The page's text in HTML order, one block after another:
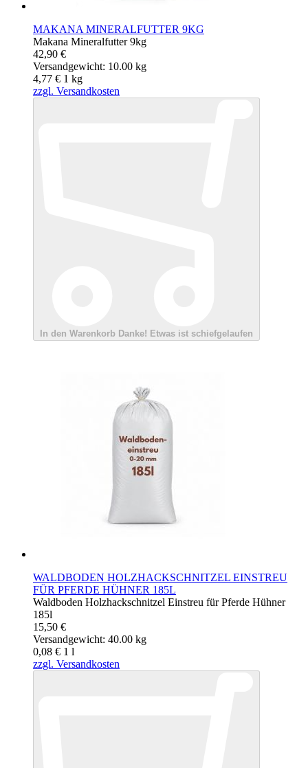
MAKANA MINERALFUTTER 9KG
Makana Mineralfutter 9kg
42,90 €
Versandgewicht: 10.00 kg
4,77 € 1 kg
zzgl. Versandkosten
In den Warenkorb Danke! Etwas ist schiefgelaufen
WALDBODEN HOLZHACKSCHNITZEL EINSTREU
FÜR PFERDE HÜHNER 185L
Waldboden Holzhackschnitzel Einstreu für Pferde Hühner
185l
15,50 €
Versandgewicht: 40.00 kg
0,08 € 1 l
zzgl. Versandkosten